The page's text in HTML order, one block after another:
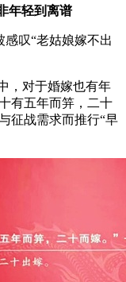
年轻到离谱
叹“老姑娘嫁不出
对于婚嫁也有年
有五年而笄，二十
征战需求而推行“早